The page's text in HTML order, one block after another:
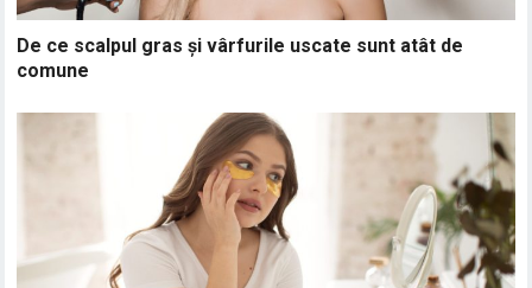
De ce scalpul gras și vârfurile uscate sunt atât de
comune